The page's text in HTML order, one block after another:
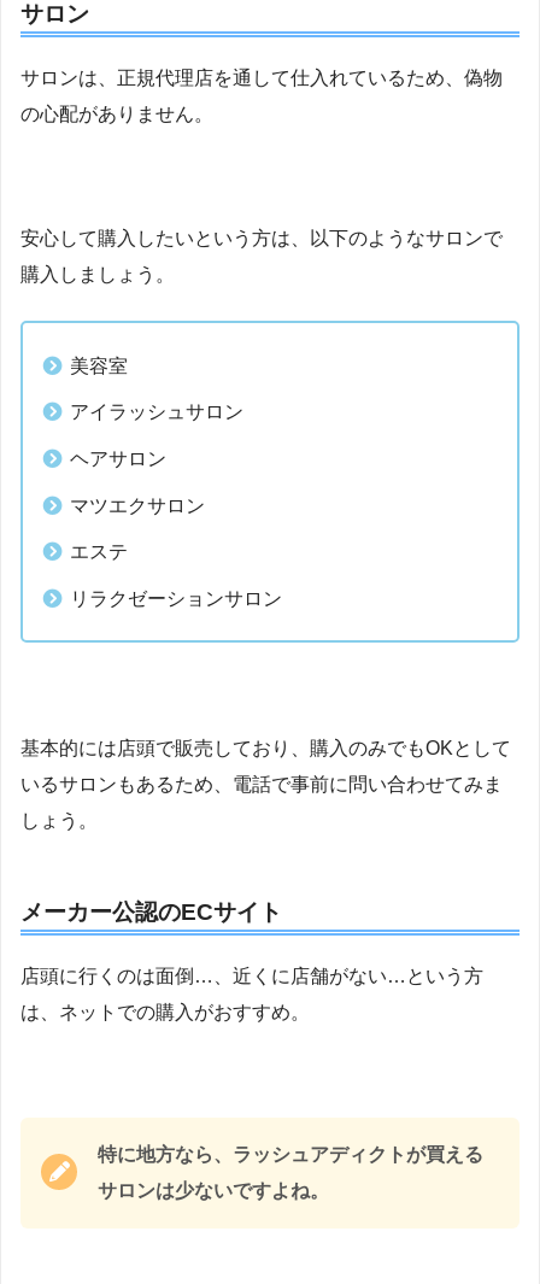
サロン
サロンは、正規代理店を通して仕入れているため、偽物
の心配がありません。
安心して購入したいという方は、以下のようなサロンで
購入しましょう。
美容室
アイラッシュサロン
ヘアサロン
マツエクサロン
エステ
リラクゼーションサロン
基本的には店頭で販売しており、購入のみでもOKとして
いるサロンもあるため、電話で事前に問い合わせてみま
しょう。
メーカー公認のECサイト
店頭に行くのは面倒…、近くに店舗がない…という方
は、ネットでの購入がおすすめ。
特に地方なら、ラッシュアディクトが買える
サロンは少ないですよね。